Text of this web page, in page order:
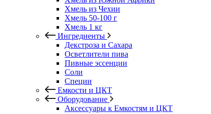
Хмель из Чехии
Хмель 50-100 г
Хмель 1 кг
Ингредиенты
Декстроза и Сахара
Осветлители пива
Пивные эссенции
Соли
Специи
Емкости и ЦКТ
Оборудование
Аксессуары к Емкостям и ЦКТ